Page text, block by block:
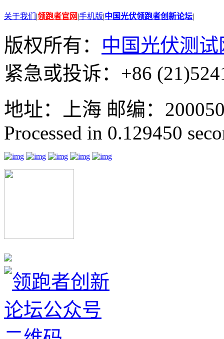
关于我们 |领跑者官网|手机版|中国光伏领跑者创新论坛|
版权所有： 中国光伏测试
紧急或投诉：+86
地址：上海 邮编：
Processed in 0.129450